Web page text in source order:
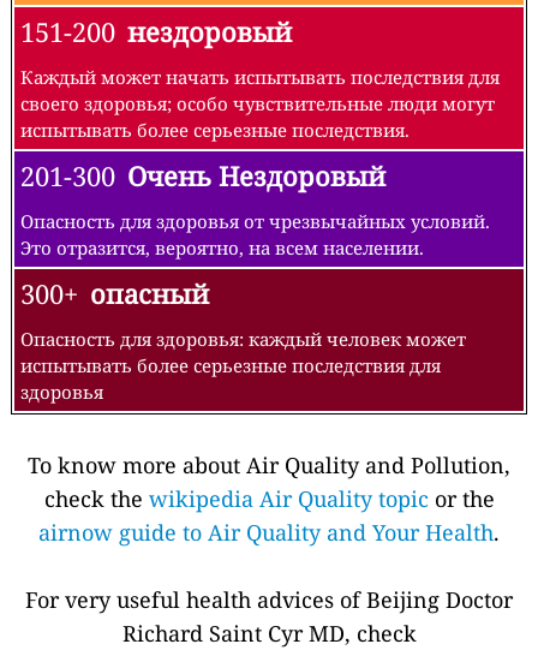
151-200 нездоровый
Каждый может начать испытывать последствия для
своего здоровья; особо чувствительные люди могут
испытывать более серьезные последствия.
201-300 Очень Нездоровый
Опасность для здоровья от чрезвычайных условий.
Это отразится, вероятно, на всем населении.
300+ опасный
Опасность для здоровья: каждый человек может
испытывать более серьезные последствия для
здоровья
To know more about Air Quality and Pollution,
check the wikipedia Air Quality topic or the
airnow guide to Air Quality and Your Health.
For very useful health advices of Beijing Doctor
Richard Saint Cyr MD, check